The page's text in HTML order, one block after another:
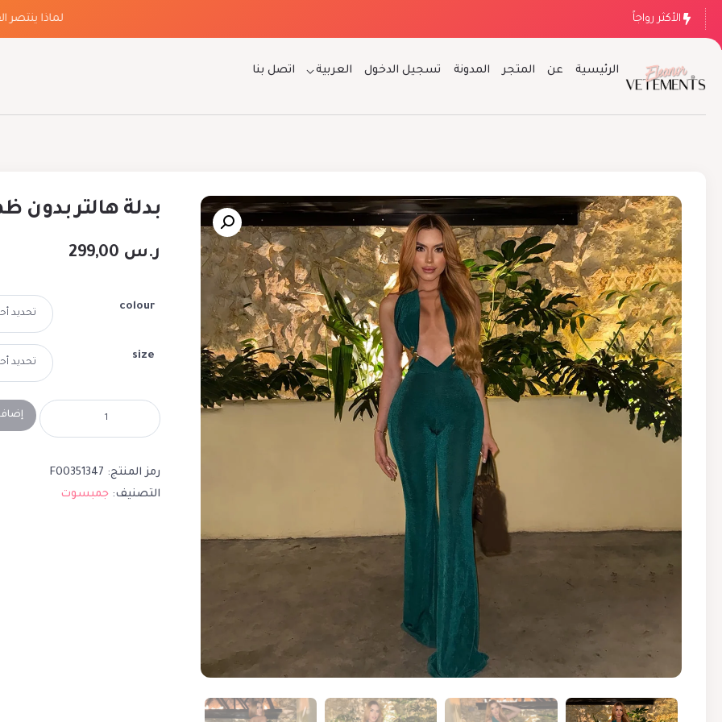
الأكثر رواجاً لماذا ينتصر
الرئيسية عن المتجر المدونة تسجيل الدخول العربية اتصل بنا
بدلة هالتر بدون
ر.س
colour
size
رمز المنتج: F00351347
التصنيف: جمبسوت